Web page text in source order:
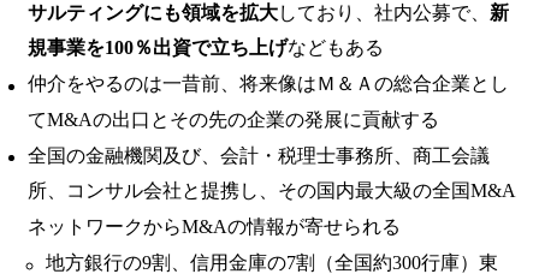
サルティングにも領域を拡大しており、社内公募で、 新
規事業を100％出資で立ち上げなどもある
仲介をやるのは一昔前、将来像はＭ＆Ａの総合企業とし
てM&Aの出口とその先の企業の発展に貢献する
全国の金融機関及び、会計・税理士事務所、商工会議
所、コンサル会社と提携し、その国内最大級の全国M&A
ネットワークからM&Aの情報が寄せられる
地方銀行の9割、信用金庫の7割（全国約300行庫）東